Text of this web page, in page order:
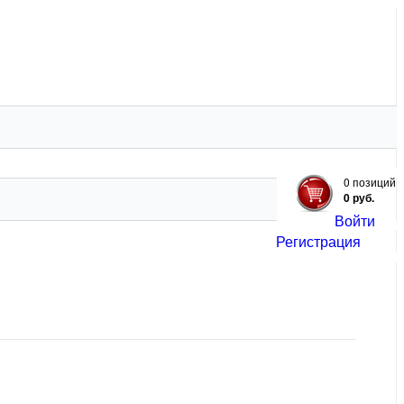
0 позиций
0 руб.
Войти
Регистрация